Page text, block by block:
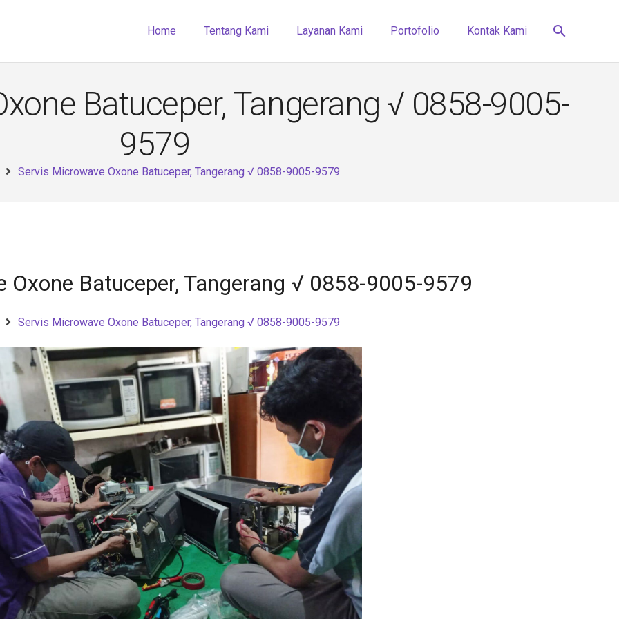
Home Tentang Kami Layanan Kami Portofolio Kontak Kami search
Batuceper, Tangerang √ 0858-9005-
9579
Servis Microwave Oxone Batuceper, Tangerang √ 0858-9005-9579
Oxone Batuceper, Tangerang √ 0858-9005-9579
Servis Microwave Oxone Batuceper, Tangerang √ 0858-9005-9579